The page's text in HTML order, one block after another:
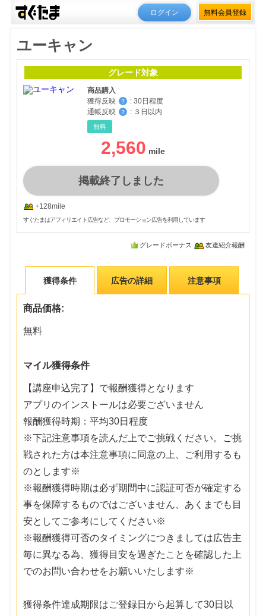
ログイン 無料会員登録
ユーキャン
グレード対象
商品購入
獲得反映
？ : 30日程度
通帳反映
？ : ３日以内
無料
2,560
掲載終了しました
+128mile
すぐたまはアフィリエイト広告など、プロモーション広告を利用しています
グレードボーナス 友達紹介報酬
獲得条件 広告の詳細 注意事項
商品価格:
無料
マイル獲得条件
【講座申込完了】で報酬獲得となります
アプリのインストールは必要ございません
報酬獲得時期：平均30日程度
※下記注意事項を読んだ上でご挑戦ください。ご挑
戦された方は本注意事項に同意の上、ご利用するも
のとします※
※報酬獲得時期は必ず期間中に認証可否が確定する
事を保障するものではございません、あくまでも目
安としてご参考にしてください※
※報酬獲得可否のタイミングにつきましては広告主
毎に異なる為、獲得目安を過ぎたことを確認した上
でのお問い合わせをお願いいたします※
獲得条件達成期限はご登録日から起算して30日以